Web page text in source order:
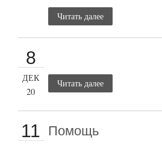
Читать далее
8
ДЕК
20
Читать далее
11 Помощь